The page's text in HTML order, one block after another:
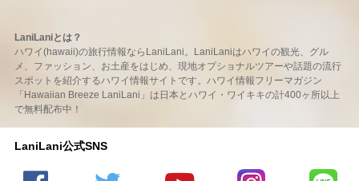
LaniLaniとは？
ハワイ(hawaii)の旅行情報ならLaniLani。LaniLaniはハワイの観光、グル
メ、ファッション、お土産をはじめ、現地オプショナルツアーや話題の流行
スポットを紹介するハワイ情報サイトです。ハワイ情報フリーマガジン
「Hawaiian Breeze LaniLani」は日本とハワイ・ワイキキの計400ヶ所以上
で無料配布中！
LaniLani公式SNS